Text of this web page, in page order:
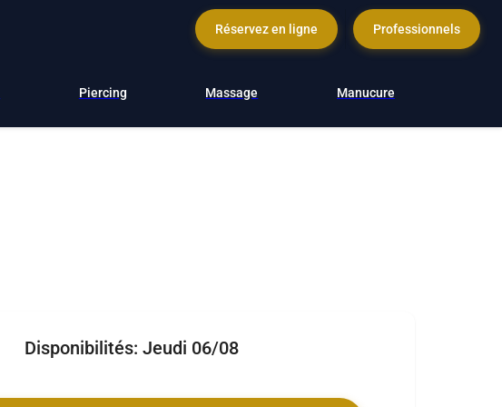
Réservez en ligne Professionnels
Piercing Massage Manucure
Disponibilités: Jeudi 06/08